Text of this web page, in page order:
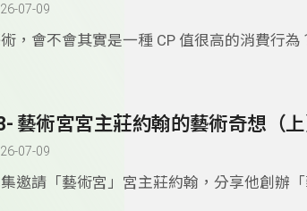
彼此。本集也帶領聽眾思考：當我們習慣用
可能忽略了他人觀看與感受世界的方式？
07-09
，會不會其實是一種 CP 值很高的消費行為
新思考藝術與生活的關係。他提出，創作不
。當我們面對看不懂的當代藝術，也許不必
以換個角度想：我可以拿它來思考什麼？藝
一種重新觀看日常、陪伴自己的方式。
藝術宮宮主莊約翰的藝術奇想（上
07-09
邀請「藝術宮」宮主莊約翰，分享他創辦